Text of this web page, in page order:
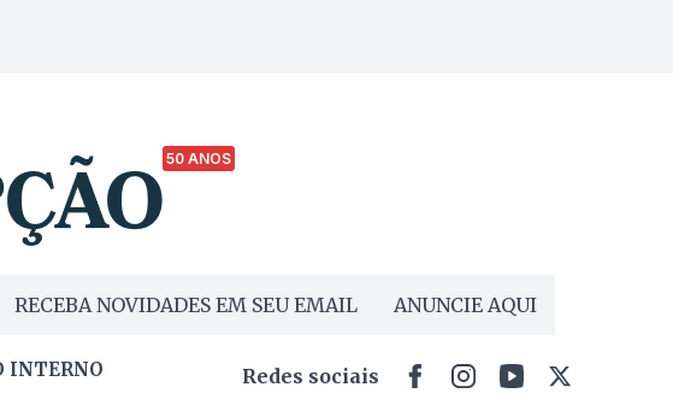
50 ANOS
RECEBA NOVIDADES EM SEU EMAIL ANUNCIE AQUI
INTERNO Redes sociais